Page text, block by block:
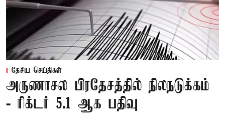
தேசிய செய்திகள்
அருணாசல பிரதேசத்தில் நிலநடுக்கம்
- ரிக்டர் 5.1 ஆக பதிவு